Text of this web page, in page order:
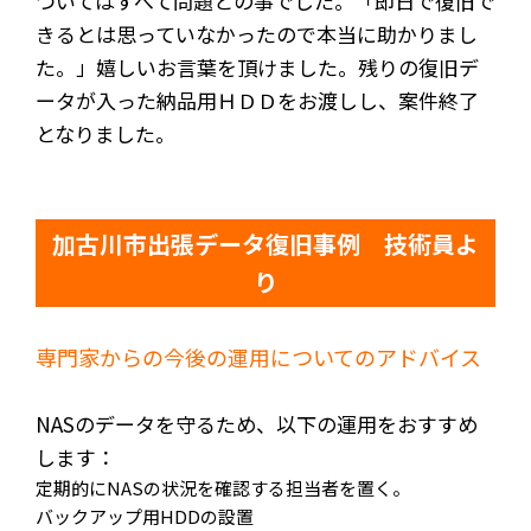
きるとは思っていなかったので本当に助かりまし
た。」嬉しいお言葉を頂けました。残りの復旧デ
ータが入った納品用ＨＤＤをお渡しし、案件終了
となりました。
加古川市出張データ復旧事例 技術員よ
り
専門家からの今後の運用についてのアドバイス
NASのデータを守るため、以下の運用をおすすめ
します：
定期的にNASの状況を確認する担当者を置く。
バックアップ用HDDの設置